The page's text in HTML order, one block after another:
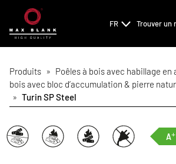
FR Trouver un
Produits » Poêles à bois avec habillage en
bois avec bloc d’accumulation & pierre
» Turin SP Steel
A+